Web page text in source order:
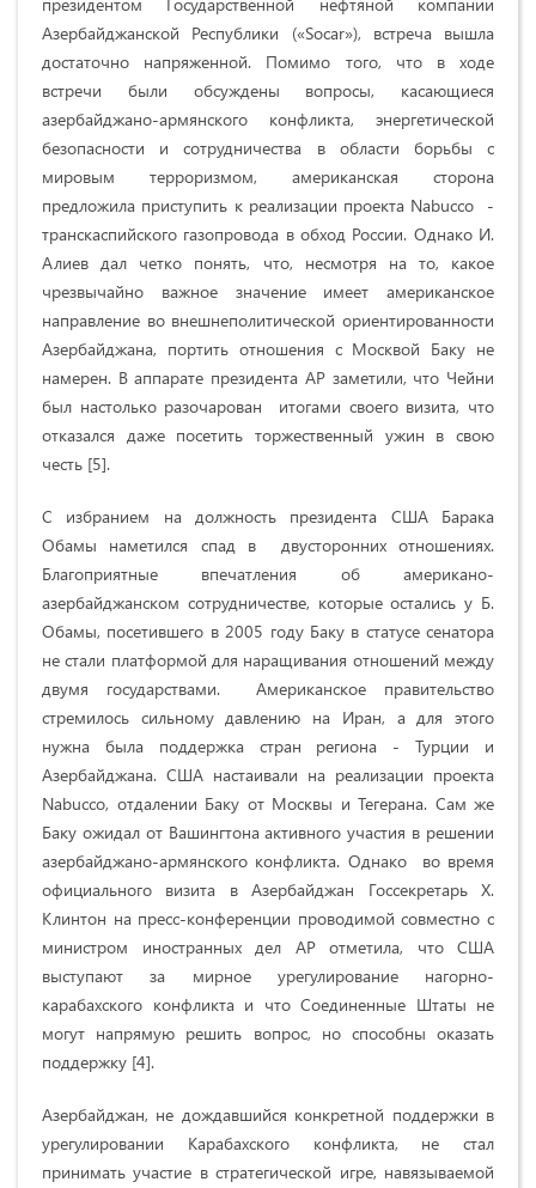
Азербайджанской Республики («Socar»), встреча вышла
достаточно напряженной. Помимо того, что в ходе
встречи были обсуждены вопросы, касающиеся
азербайджано-армянского конфликта, энергетической
безопасности и сотрудничества в области борьбы с
мировым терроризмом, американская сторона
предложила приступить к реализации проекта Nabucco -
транскаспийского газопровода в обход России. Однако И.
Алиев дал четко понять, что, несмотря на то, какое
чрезвычайно важное значение имеет американское
направление во внешнеполитической ориентированности
Азербайджана, портить отношения с Москвой Баку не
намерен. В аппарате президента АР заметили, что Чейни
был настолько разочарован итогами своего визита, что
отказался даже посетить торжественный ужин в свою
честь [5].
С избранием на должность президента США Барака
Обамы наметился спад в двусторонних отношениях.
Благоприятные впечатления об американо-
азербайджанском сотрудничестве, которые остались у Б.
Обамы, посетившего в 2005 году Баку в статусе сенатора
не стали платформой для наращивания отношений между
двумя государствами. Американское правительство
стремилось сильному давлению на Иран, а для этого
нужна была поддержка стран региона - Турции и
Азербайджана. США настаивали на реализации проекта
Nabucco, отдалении Баку от Москвы и Тегерана. Сам же
Баку ожидал от Вашингтона активного участия в решении
азербайджано-армянского конфликта. Однако во время
официального визита в Азербайджан Госсекретарь Х.
Клинтон на пресс-конференции проводимой совместно с
министром иностранных дел АР отметила, что США
выступают за мирное урегулирование нагорно-
карабахского конфликта и что Соединенные Штаты не
могут напрямую решить вопрос, но способны оказать
поддержку [4].
Азербайджан, не дождавшийся конкретной поддержки в
урегулировании Карабахского конфликта, не стал
принимать участие в стратегической игре, навязываемой